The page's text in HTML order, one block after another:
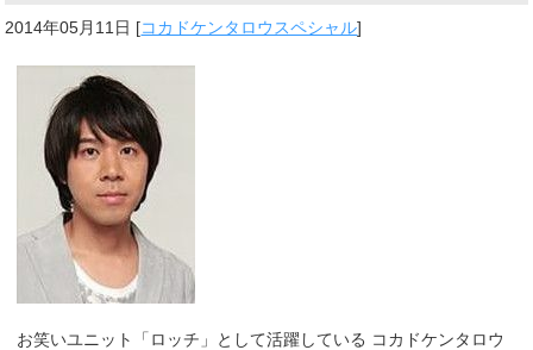
2014年05月11日 [コカドケンタロウスペシャル]
お笑いユニット「ロッチ」として活躍している コカドケンタロウ